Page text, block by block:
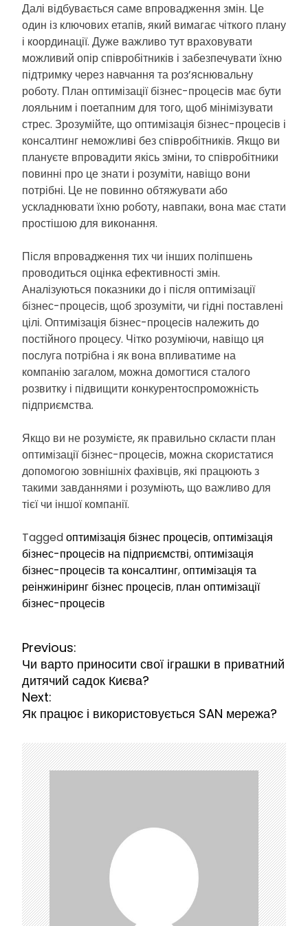
Далі відбувається саме впровадження змін. Це
один із ключових етапів, який вимагає чіткого плану
і координації. Дуже важливо тут враховувати
можливий опір співробітників і забезпечувати їхню
підтримку через навчання та роз’яснювальну
роботу. План оптимізації бізнес-процесів має бути
лояльним і поетапним для того, щоб мінімізувати
стрес. Зрозумійте, що оптимізація бізнес-процесів і
консалтинг неможливі без співробітників. Якщо ви
плануєте впровадити якісь зміни, то співробітники
повинні про це знати і розуміти, навіщо вони
потрібні. Це не повинно обтяжувати або
ускладнювати їхню роботу, навпаки, вона має стати
простішою для виконання.
Після впровадження тих чи інших поліпшень
проводиться оцінка ефективності змін.
Аналізуються показники до і після оптимізації
бізнес-процесів, щоб зрозуміти, чи гідні поставлені
цілі. Оптимізація бізнес-процесів належить до
постійного процесу. Чітко розуміючи, навіщо ця
послуга потрібна і як вона впливатиме на
компанію загалом, можна домогтися сталого
розвитку і підвищити конкурентоспроможність
підприємства.
Якщо ви не розумієте, як правильно скласти план
оптимізації бізнес-процесів, можна скористатися
допомогою зовнішніх фахівців, які працюють з
такими завданнями і розуміють, що важливо для
тієї чи іншої компанії.
Taggedоптимізація бізнес процесів,оптимізація
бізнес-процесів на підприємстві,оптимізація
бізнес-процесів та консалтинг,оптимізація та
реінжиніринг бізнес процесів, план оптимізації
бізнес-процесів
Н
а
в
і
г
ц
і
я
з
а
п
и
с
і
в
Previous:
Чи варто приносити свої іграшки в приватний
дитячий садок Києва?
Next:
Як працює і використовується SAN мережа?